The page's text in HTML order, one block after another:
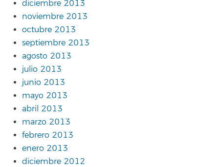
diciembre 2013
noviembre 2013
octubre 2013
septiembre 2013
agosto 2013
julio 2013
junio 2013
mayo 2013
abril 2013
marzo 2013
febrero 2013
enero 2013
diciembre 2012